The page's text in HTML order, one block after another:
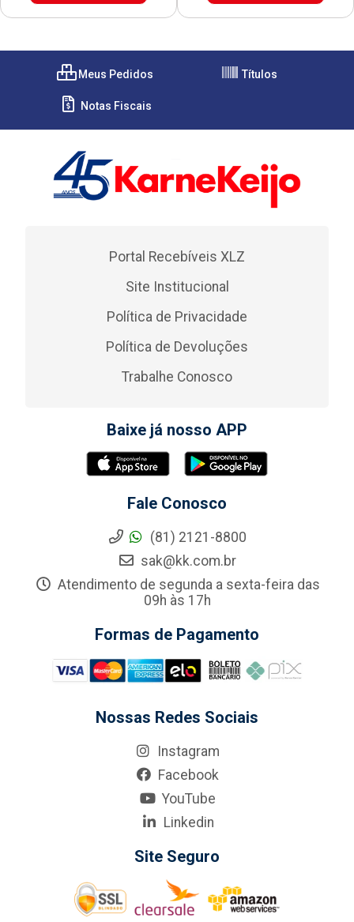
Meus Pedidos Títulos
Notas Fiscais
Portal Recebíveis XLZ
Site Institucional
Política de Privacidade
Política de Devoluções
Trabalhe Conosco
Baixe já nosso APP
Fale Conosco
(81) 2121-8800
sak@kk.com.br
Atendimento de segunda a sexta-feira das
09h às 17h
Formas de Pagamento
Nossas Redes Sociais
Instagram
Facebook
YouTube
Linkedin
Site Seguro